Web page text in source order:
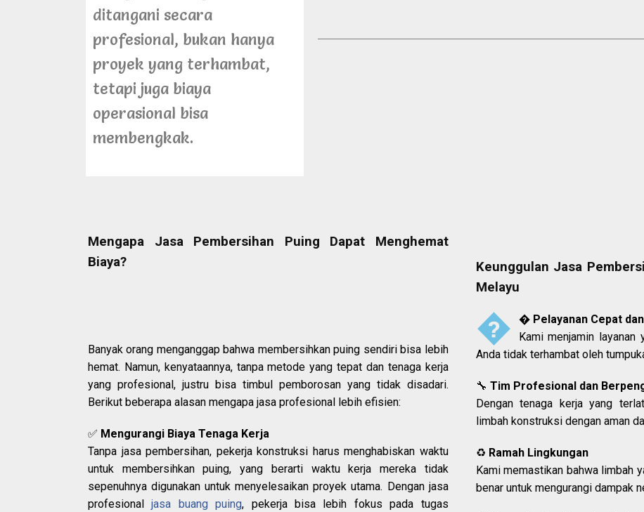
ditangani secara
profesional, bukan hanya
proyek yang terhambat,
tetapi juga biaya
operasional bisa
membengkak.
Mengapa Jasa Pembersihan Puing Dapat Menghemat
Biaya?
Banyak orang menganggap bahwa membersihkan puing sendiri bisa lebih
hemat. Namun, kenyataannya, tanpa metode yang tepat dan tenaga kerja
yang profesional, justru bisa timbul pemborosan yang tidak disadari.
Berikut beberapa alasan mengapa jasa profesional lebih efisien:
✅ Mengurangi Biaya Tenaga Kerja
Tanpa jasa pembersihan, pekerja konstruksi harus menghabiskan waktu
untuk membersihkan puing, yang berarti waktu kerja mereka tidak
sepenuhnya digunakan untuk menyelesaikan proyek utama. Dengan jasa
profesionaljasa buang puing, pekerja bisa lebih fokus pada tugas
Keunggulan Jasa
Melayu
  Pelayanan Cepat
Kami menjamin
Anda tidak terhambat oleh
🔧 Tim Profesional dan
Dengan tenaga kerja yang
limbah konstruksi dengan aman
♻️ Ramah Lingkungan
Kami memastikan bahwa limbah
benar untuk mengurangi dampak